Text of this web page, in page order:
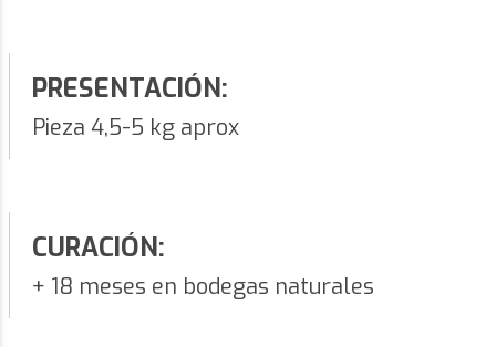
PRESENTACIÓN:
Pieza 4,5-5 kg aprox
CURACIÓN:
+ 18 meses en bodegas naturales